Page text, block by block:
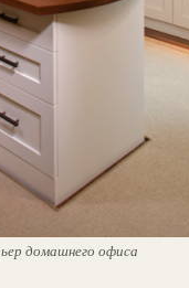
домашнего офиса